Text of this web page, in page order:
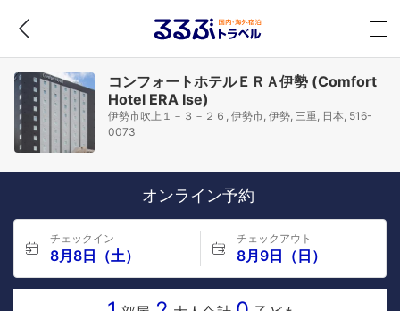
コンフォートホテルＥＲＡ伊勢 (Comfort
Hotel ERA Ise)
伊勢市吹上１－３－２６, 伊勢市, 伊勢, 三重, 日本, 516-
0073
オンライン予約
チェックイン
8月8日（土）
チェックアウト
8月9日（日）